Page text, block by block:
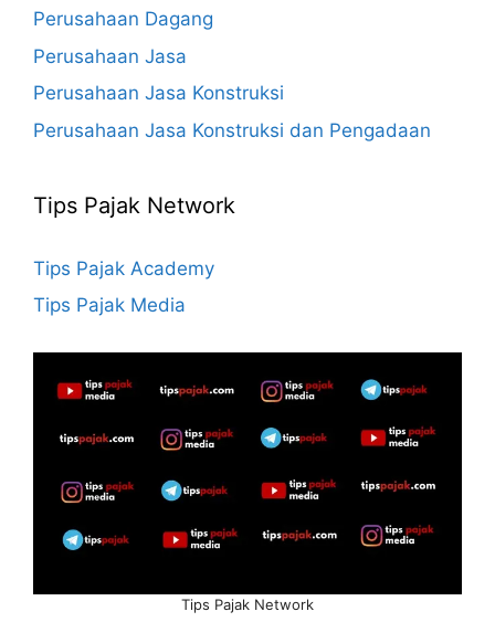
Perusahaan Dagang
Perusahaan Jasa
Perusahaan Jasa Konstruksi
Perusahaan Jasa Konstruksi dan Pengadaan
Tips Pajak Network
Tips Pajak Academy
Tips Pajak Media
Tips Pajak Network